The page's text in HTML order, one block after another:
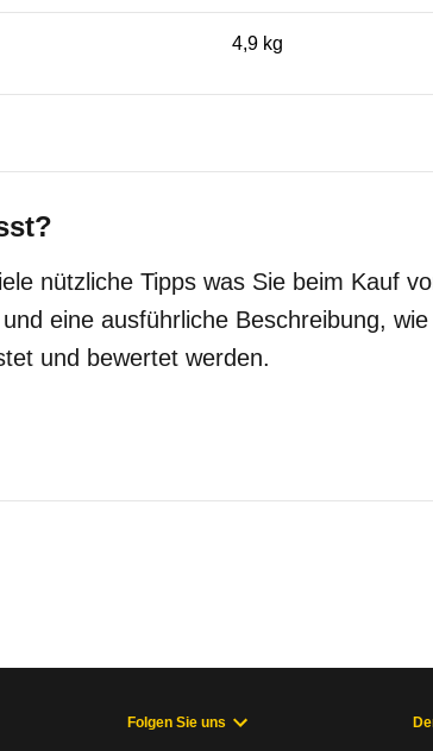
4,9 kg
nützliche Tipps was Sie beim Kauf
eine ausführliche Beschreibung,
und bewertet werden.
Folgen Sie uns